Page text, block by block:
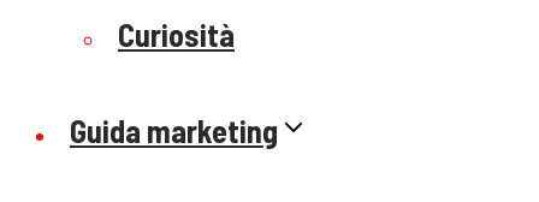
Curiosità
Guida marketing